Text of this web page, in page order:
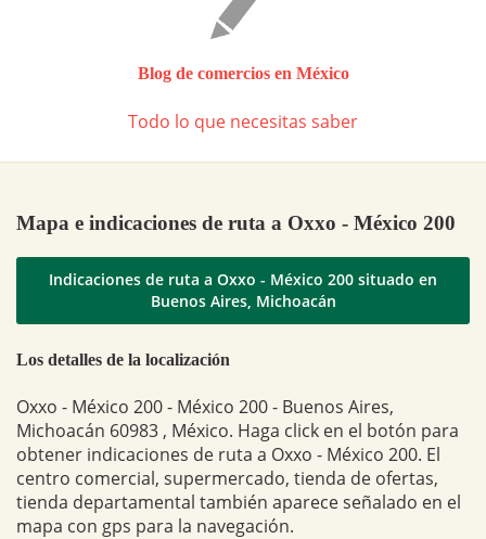
Blog de comercios en México
Todo lo que necesitas saber
Mapa e indicaciones de ruta a Oxxo - México 200
Indicaciones de ruta a Oxxo - México 200 situado en
Buenos Aires, Michoacán
Los detalles de la localización
Oxxo - México 200 - México 200 - Buenos Aires,
Michoacán 60983 , México. Haga click en el botón para
obtener indicaciones de ruta a Oxxo - México 200. El
centro comercial, supermercado, tienda de ofertas,
tienda departamental también aparece señalado en el
mapa con gps para la navegación.